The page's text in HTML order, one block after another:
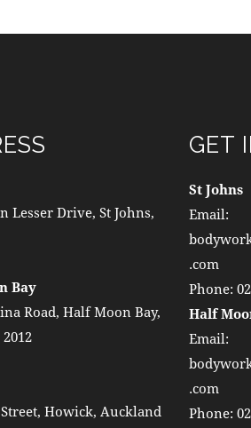
Lesser Drive, St Johns,
Bay
Road, Half Moon Bay,
Howick, Auckland
GET
St Johns
Email:
.com
Phone:
Half
Email:
.com
Phone: